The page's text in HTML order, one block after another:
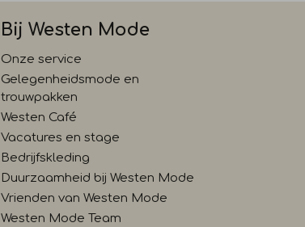
Bij Westen Mode
Onze service
Gelegenheidsmode en
trouwpakken
Westen Café
Vacatures en stage
Bedrijfskleding
Duurzaamheid bij Westen Mode
Vrienden van Westen Mode
Westen Mode Team